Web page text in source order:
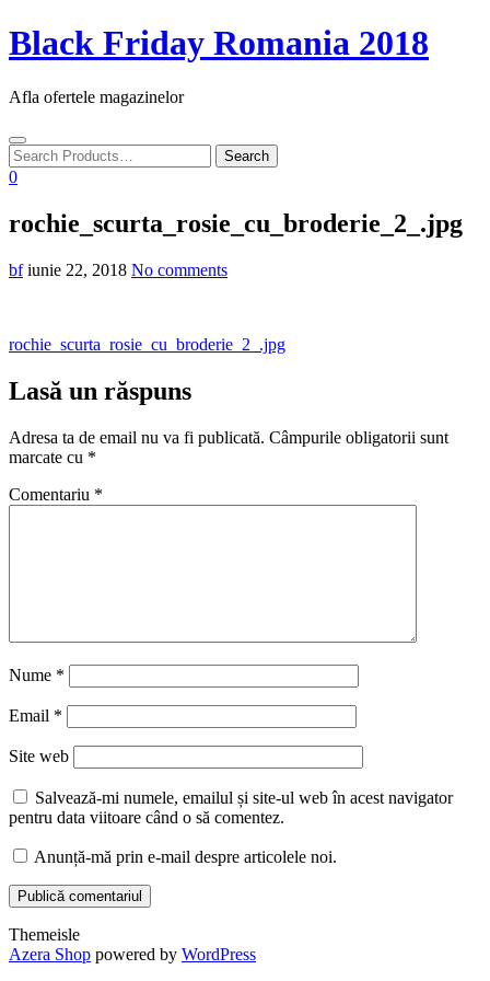
Skip
to
Black Friday Romania 2018
Afla ofertele magazinelor
Toggle
navigation
0
rochie_scurta_rosie_cu_broderie_2_.jpg
bf iunie 22, 2018 No comments
Navigare
în
articole
rochie_scurta_rosie_cu_broderie_2_.jpg
Lasă un răspuns
Adresa ta de email nu va fi publicată. Câmpurile obligatorii sunt
marcate cu *
Comentariu *
Nume *
Email *
Site web
Salvează-mi numele, emailul și site-ul web în acest navigator
pentru data viitoare când o să comentez.
Anunță-mă prin e-mail despre articolele noi.
Themeisle
Secondary
Azera Shop powered by WordPress